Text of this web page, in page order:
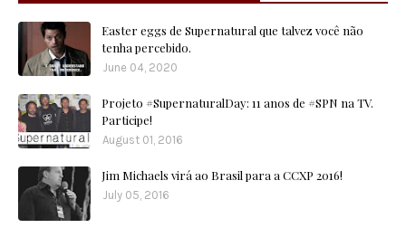
Easter eggs de Supernatural que talvez você não
tenha percebido.
June 04, 2020
Projeto #SupernaturalDay: 11 anos de #SPN na TV.
Participe!
August 01, 2016
Jim Michaels virá ao Brasil para a CCXP 2016!
July 05, 2016